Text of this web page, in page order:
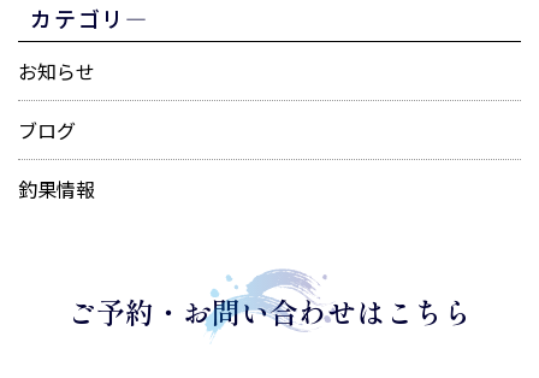
カテゴリ―
お知らせ
ブログ
釣果情報
ご予約・お問い合わせはこちら